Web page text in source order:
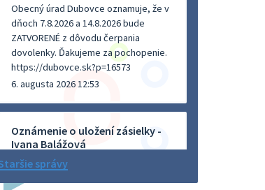
Obecný úrad Dubovce oznamuje, že v
dňoch 7.8.2026 a 14.8.2026 bude
ZATVORENÉ z dôvodu čerpania
dovolenky. Ďakujeme za pochopenie.
https://dubovce.sk?p=16573
6. augusta 2026 12:53
Oznámenie o uložení zásielky -
Ivana Balážová
Na úradnej tabuli je nová výveska.
správy